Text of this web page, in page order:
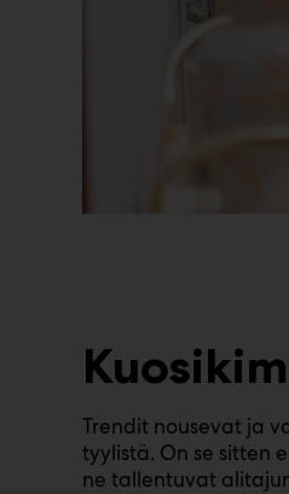
Trendit nousevat ja
tyylistä. On se sitten
ne tallentuvat